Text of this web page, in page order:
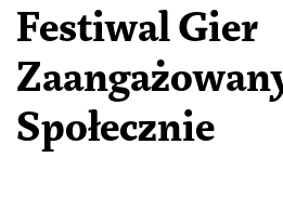
Festiwal Gier
Społecznie